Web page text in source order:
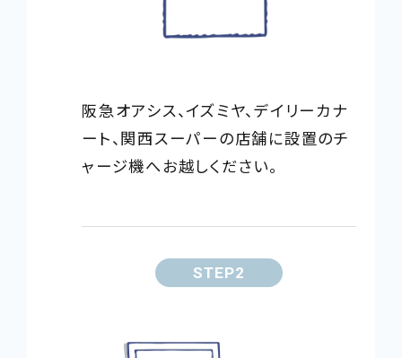
阪急オアシス、イズミヤ、デイリーカナ
ート、関西スーパーの店舗に設置のチ
ャージ機へお越しください。